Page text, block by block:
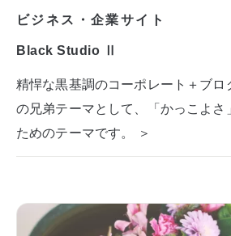
ビジネス・企業サイト
Black Studio Ⅱ
精悍な黒基調のコーポレート＋ブ
の兄弟テーマとして、「かっこよ
ためのテーマです。 ＞